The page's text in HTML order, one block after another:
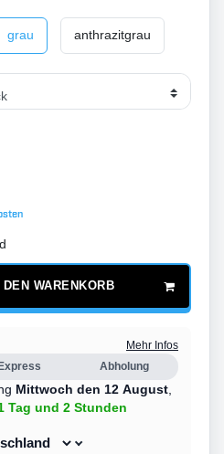
grau anthrazitgrau
DEN WARENKORB
Mehr Infos
Express Abholung
Mittwoch den 12 August
Tag und 2 Stunden